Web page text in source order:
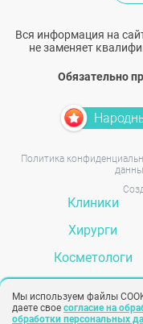
Вся информация на
не заменяет
Обязательно
Политика
Клиники
Хирурги
Косметологи
Мы используем файлы
даете свое согласие на
обработки персональных